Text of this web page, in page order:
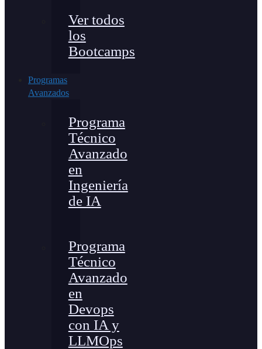
Ver todos
los
Bootcamps
Programas
Avanzados
Programa
Técnico
Avanzado
en
Ingeniería
de IA
Programa
Técnico
Avanzado
en
Devops
con IA y
LLMOps